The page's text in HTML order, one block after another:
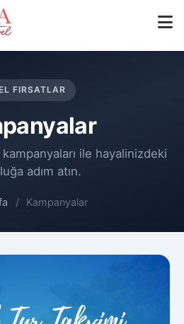
FIRSATLAR
ile hayalinizdeki
adım atın.
/ Kampanyalar